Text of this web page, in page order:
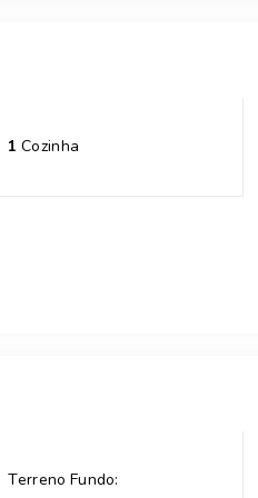
1 Cozinha
Terreno Fundo: